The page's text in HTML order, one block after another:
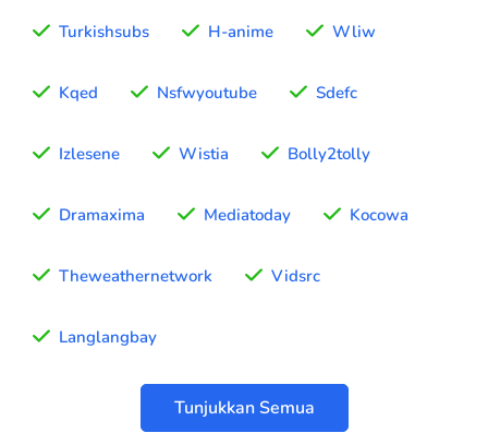
Turkishsubs H-anime Wliw
Kqed Nsfwyoutube Sdefc
Izlesene Wistia Bolly2tolly
Dramaxima Mediatoday Kocowa
Theweathernetwork Vidsrc
Langlangbay
Tunjukkan Semua